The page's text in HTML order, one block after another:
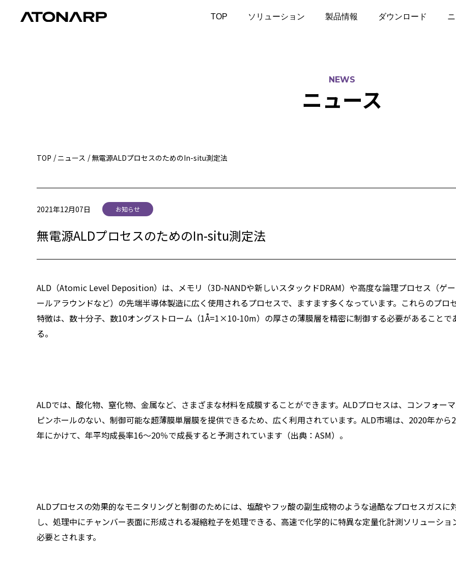
TOP ソリューション 製品情報 ダウンロード
NEWS
ニュース
TOP ニュース 無電源ALDプロセスのためのIn-situ測定法
2021年12月07日 お知らせ
無電源ALDプロセスのためのIn-situ測定法
ALD（Atomic Level Deposition）は、メモリ（3D-NANDや新しいスタックドDRAM）や高度な論理プロセス（ゲ
ールアラウンドなど）の先端半導体製造に広く使用されるプロセスで、ますます多くなっています。これらのプロ
特徴は、数十分子、数10オングストローム（1Å=1×10-10m）の厚さの薄膜層を精密に制御する必要があることで
る。
ALDでは、酸化物、窒化物、金属など、さまざまな材料を成膜することができます。ALDプロセスは、コンフォー
ピンホールのない、制御可能な超薄膜単層膜を提供できるため、広く利用されています。ALD市場は、2020年から
年にかけて、年平均成長率16～20％で成長すると予測されています（出典：ASM）。
ALDプロセスの効果的なモニタリングと制御のためには、塩酸やフッ酸の副生成物のような過酷なプロセスガスに
し、処理中にチャンバー表面に形成される凝縮粒子を処理できる、高速で化学的に特異な定量化計測ソリューショ
必要とされます。